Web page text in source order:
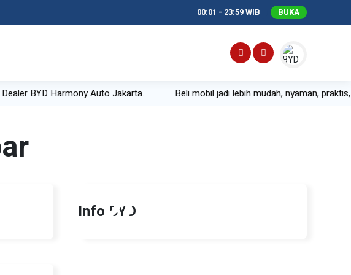
00:01 - 23:59 WIB BUKA
BYD Harmony Auto Jakarta. Beli mobil jadi lebih mudah, nyaman,
20
Info BYD